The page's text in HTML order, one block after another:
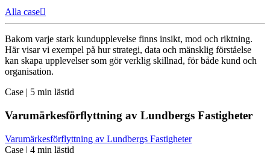
Alla case
Bakom varje stark kundupplevelse finns insikt, mod och riktning.
Här visar vi exempel på hur strategi, data och mänsklig förståelse
kan skapa upplevelser som gör verklig skillnad, för både kund och
organisation.
Case | 5 min lästid
Varumärkesförflyttning av Lundbergs Fastigheter
Varumärkesförflyttning av Lundbergs Fastigheter
Case | 4 min lästid